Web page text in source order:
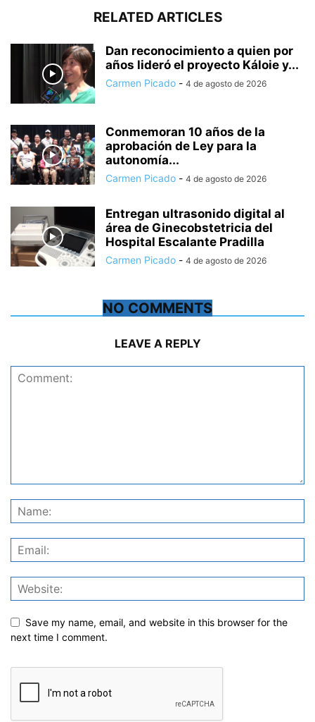
RELATED ARTICLES
Dan reconocimiento a quien por
años lideró el proyecto Káloie y...
Carmen Picado - 4 de agosto de 2026
Conmemoran 10 años de la
aprobación de Ley para la
autonomía...
Carmen Picado - 4 de agosto de 2026
Entregan ultrasonido digital al
área de Ginecobstetricia del
Hospital Escalante Pradilla
Carmen Picado - 4 de agosto de 2026
NO COMMENTS
LEAVE A REPLY
Save my name, email, and website in this browser for the
next time I comment.